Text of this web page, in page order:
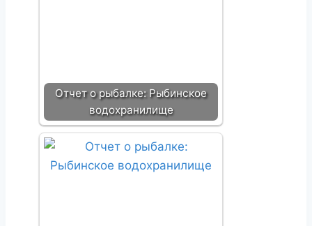
Отчет о рыбалке: Рыбинское
водохранилище